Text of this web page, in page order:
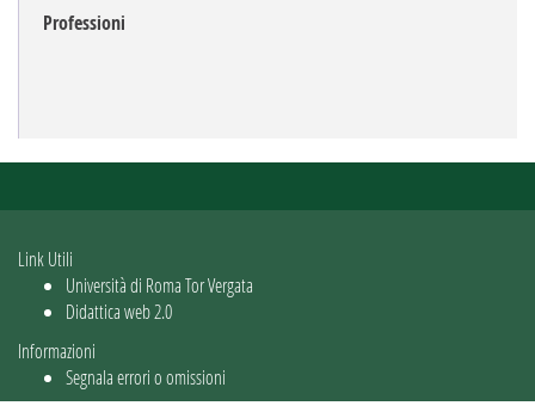
Professioni
Link Utili
Università di Roma Tor Vergata
Didattica web 2.0
Informazioni
Segnala errori o omissioni